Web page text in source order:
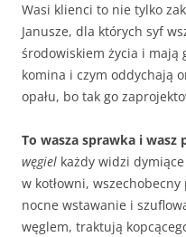
Wasi klienci to nie tylko
Janusze, dla których syf
środowiskiem życia i mają
komina i czym oddychają
opału, bo tak go
To wasza sprawka i wasz
węgiel każdy widzi
w kotłowni,
nocne wstawanie i
węglem, traktują